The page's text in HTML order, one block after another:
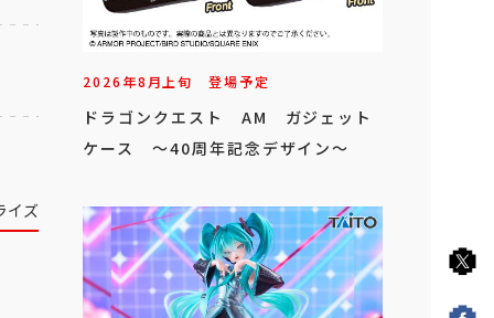
イズ
2026年8月上旬 登場予定
ドラゴンクエスト AM ガジェット
ケース ～40周年記念デザイン～